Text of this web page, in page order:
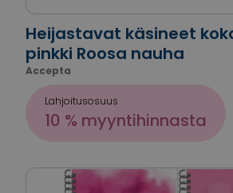
Heijastavat käsineet
pinkki Roosa nauha
Accepta
Lahjoitusosuus
10 % myyntihinnasta